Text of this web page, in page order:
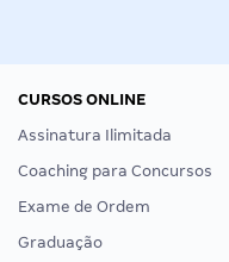
CURSOS ONLINE
Assinatura Ilimitada
Coaching para Concursos
Exame de Ordem
Graduação